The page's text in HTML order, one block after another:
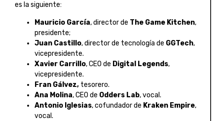
es la siguiente:
Mauricio García, director de The Game Kitchen,
presidente;
Juan Castillo, director de tecnología de GGTech,
vicepresidente.
Xavier Carrillo, CEO de Digital Legends,
vicepresidente.
Fran Gálvez, tesorero.
Ana Molina, CEO de Odders Lab, vocal.
Antonio Iglesias, cofundador de Kraken Empire,
vocal.